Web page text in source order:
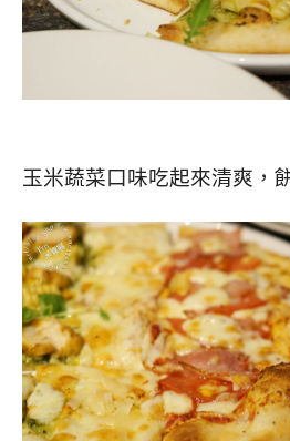
玉米蔬菜口味吃起來清爽，